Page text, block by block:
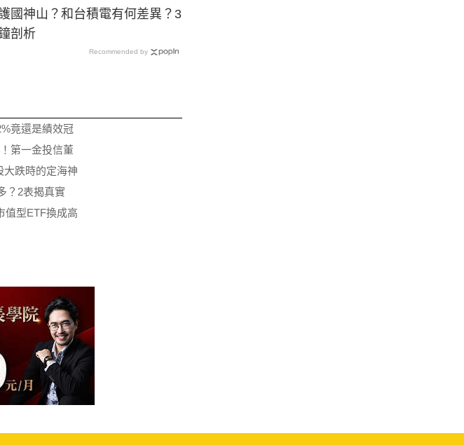
國神山？和台積電有何差異？3
剖析
Recommended by
竟還是績效冠
第一金投信董
大跌時的定海神
？2表揭真實
值型ETF換成高